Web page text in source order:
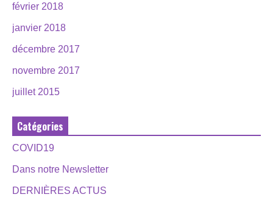
février 2018
janvier 2018
décembre 2017
novembre 2017
juillet 2015
Catégories
COVID19
Dans notre Newsletter
DERNIÈRES ACTUS